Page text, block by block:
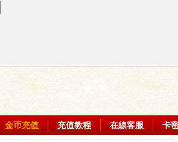
金币充值 充值教程 在線客服 卡